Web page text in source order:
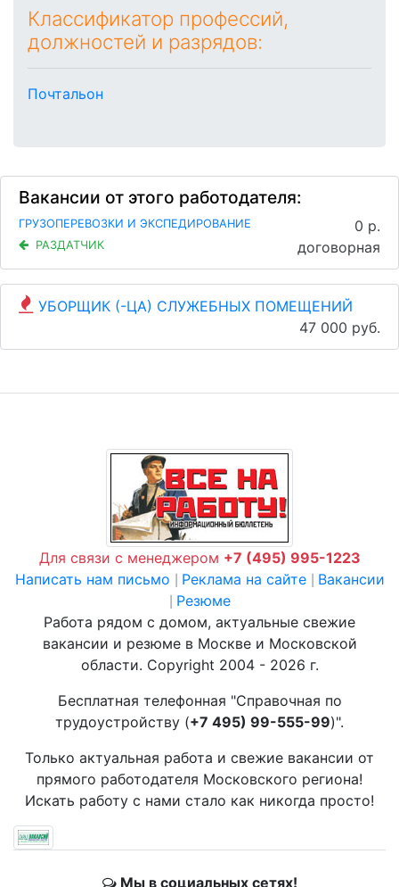
Классификатор профессий,
должностей и разрядов:
Почтальон
Вакансии от этого работодателя:
ГРУЗОПЕРЕВОЗКИ И ЭКСПЕДИРОВАНИЕ 0 р.
РАЗДАТЧИК договорная
УБОРЩИК (-ЦА) СЛУЖЕБНЫХ ПОМЕЩЕНИЙ
47 000 руб.
Для связи с менеджером +7 (495) 995-1223
Написать нам письмо
Реклама на сайте Вакансии
Резюме
Работа рядом с домом, актуальные свежие
вакансии и резюме в Москве и Московской
области. Copyright 2004 - 2026 г.
Бесплатная телефонная "Справочная по
трудоустройству (+7 495) 99-555-99)".
Только актуальная работа и свежие вакансии от
прямого работодателя Московского региона!
Искать работу с нами стало как никогда просто!
Мы в социальных сетях!